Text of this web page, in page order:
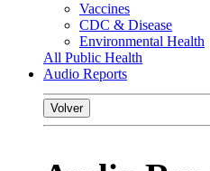
Vaccines
CDC & Disease
Environmental Health
All Public Health
Audio Reports
Volver